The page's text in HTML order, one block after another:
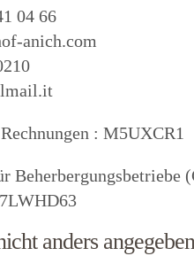
04 66
anich.com
: M5UXCR1
Beherbergungsbetriebe
anders